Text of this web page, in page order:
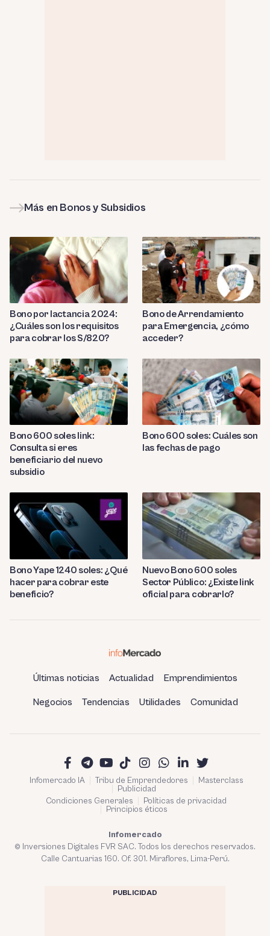
Más en Bonos y Subsidios
Bono por lactancia 2024:
¿Cuáles son los requisitos
para cobrar los S/820?
Bono de Arrendamiento
para Emergencia, ¿cómo
acceder?
Bono 600 soles link:
Consulta si eres
beneficiario del nuevo
subsidio
Bono 600 soles: Cuáles son
las fechas de pago
Bono Yape 1240 soles: ¿Qué
hacer para cobrar este
beneficio?
Nuevo Bono 600 soles
Sector Público: ¿Existe link
oficial para cobrarlo?
Últimas noticias Actualidad Emprendimientos
Negocios Tendencias Utilidades Comunidad
Infomercado IA Tribu de Emprendedores
Masterclass
Publicidad
Condiciones Generales
Políticas de privacidad
Principios éticos
Infomercado
© Inversiones Digitales FVR SAC. Todos los derechos reservados.
Calle Cantuarias 160. Of. 301. Miraflores, Lima-Perú.
PUBLICIDAD